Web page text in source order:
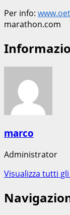
Per info:
marathon.com
marco
Administrator
Visualizza tutti